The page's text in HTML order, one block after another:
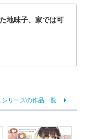
地味子、家では可
シリーズの作品一覧